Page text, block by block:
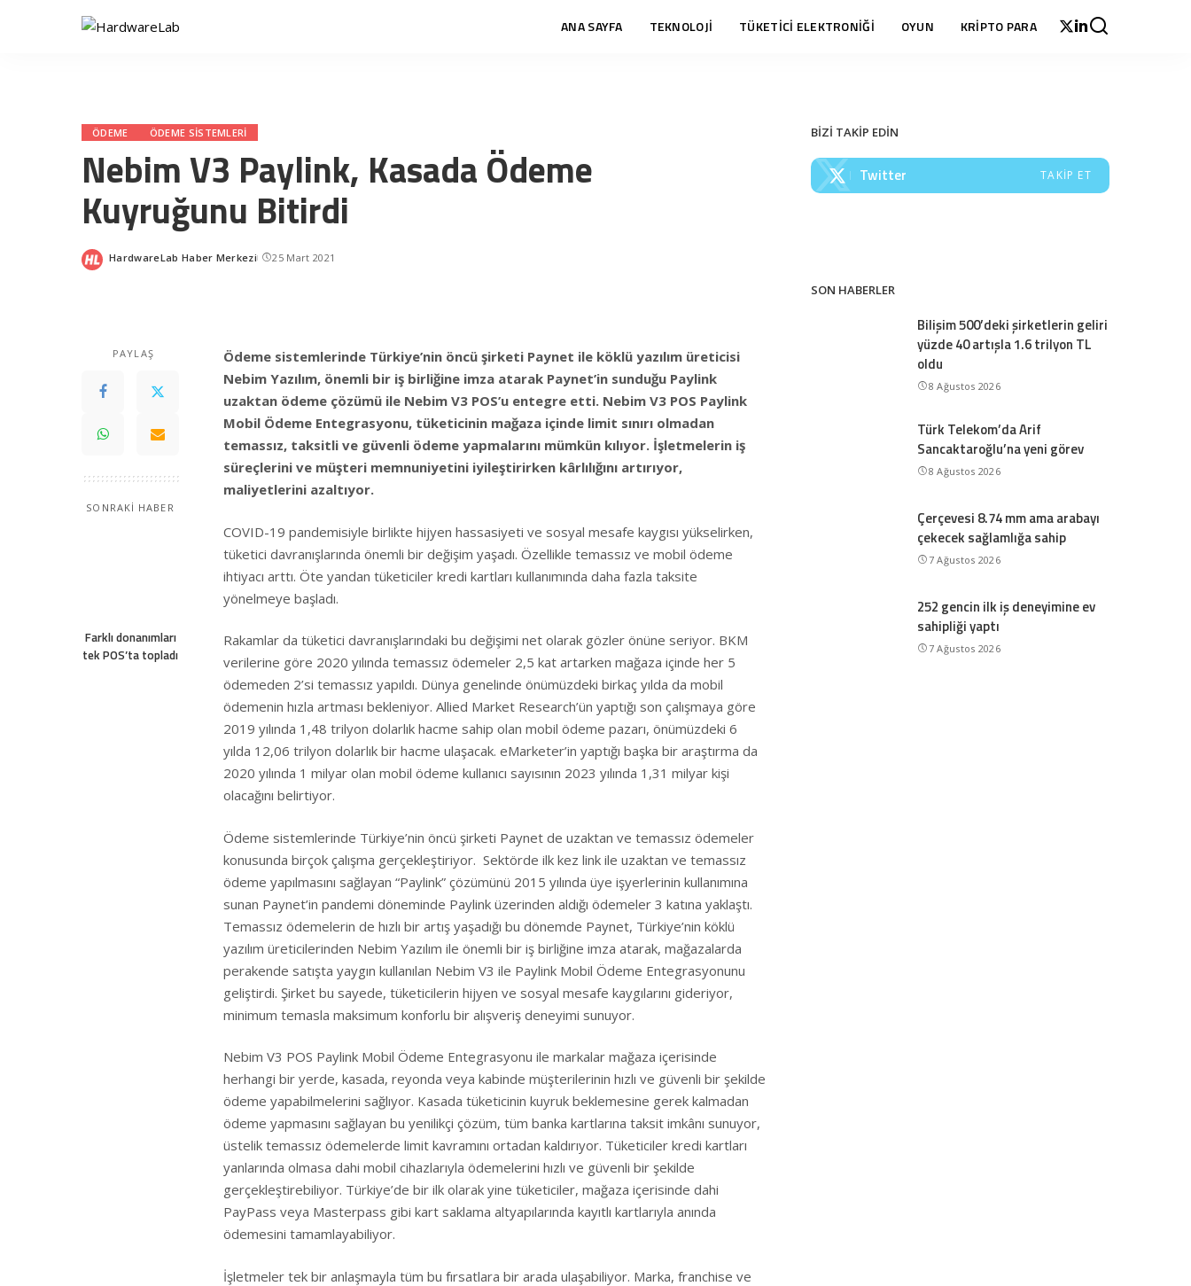
ANA SAYFA TEKNOLOJİ TÜKETİCİ ELEKTRONİĞİ OYUN KRİPTO PARA
ÖDEME ÖDEME SISTEMLERI
Nebim V3 Paylink, Kasada Ödeme
Kuyruğunu Bitirdi
Posted
HardwareLab Haber Merkezi 25 Mart 2021
PAYLAŞ
SONRAKİ HABER
Farklı donanımları
tek POS’ta topladı
Ödeme sistemlerinde Türkiye’nin öncü şirketi Paynet ile köklü yazılım üreticisi
Nebim Yazılım, önemli bir iş birliğine imza atarak Paynet’in sunduğu Paylink
uzaktan ödeme çözümü ile Nebim V3 POS’u entegre etti. Nebim V3 POS Paylink
Mobil Ödeme Entegrasyonu, tüketicinin mağaza içinde limit sınırı olmadan
temassız, taksitli ve güvenli ödeme yapmalarını mümkün kılıyor. İşletmelerin iş
süreçlerini ve müşteri memnuniyetini iyileştirirken kârlılığını artırıyor,
maliyetlerini azaltıyor.
COVID-19 pandemisiyle birlikte hijyen hassasiyeti ve sosyal mesafe kaygısı yükselirken,
tüketici davranışlarında önemli bir değişim yaşadı. Özellikle temassız ve mobil ödeme
ihtiyacı arttı. Öte yandan tüketiciler kredi kartları kullanımında daha fazla taksite
yönelmeye başladı.
Rakamlar da tüketici davranışlarındaki bu değişimi net olarak gözler önüne seriyor. BKM
verilerine göre 2020 yılında temassız ödemeler 2,5 kat artarken mağaza içinde her 5
ödemeden 2’si temassız yapıldı. Dünya genelinde önümüzdeki birkaç yılda da mobil
ödemenin hızla artması bekleniyor. Allied Market Research’ün yaptığı son çalışmaya göre
2019 yılında 1,48 trilyon dolarlık hacme sahip olan mobil ödeme pazarı, önümüzdeki 6
yılda 12,06 trilyon dolarlık bir hacme ulaşacak. eMarketer’in yaptığı başka bir araştırma da
2020 yılında 1 milyar olan mobil ödeme kullanıcı sayısının 2023 yılında 1,31 milyar kişi
olacağını belirtiyor.
Ödeme sistemlerinde Türkiye’nin öncü şirketi Paynet de uzaktan ve temassız ödemeler
konusunda birçok çalışma gerçekleştiriyor. Sektörde ilk kez link ile uzaktan ve temassız
ödeme yapılmasını sağlayan “Paylink” çözümünü 2015 yılında üye işyerlerinin kullanımına
sunan Paynet’in pandemi döneminde Paylink üzerinden aldığı ödemeler 3 katına yaklaştı.
Temassız ödemelerin de hızlı bir artış yaşadığı bu dönemde Paynet, Türkiye’nin köklü
yazılım üreticilerinden Nebim Yazılım ile önemli bir iş birliğine imza atarak, mağazalarda
perakende satışta yaygın kullanılan Nebim V3 ile Paylink Mobil Ödeme Entegrasyonunu
geliştirdi. Şirket bu sayede, tüketicilerin hijyen ve sosyal mesafe kaygılarını gideriyor,
minimum temasla maksimum konforlu bir alışveriş deneyimi sunuyor.
Nebim V3 POS Paylink Mobil Ödeme Entegrasyonu ile markalar mağaza içerisinde
herhangi bir yerde, kasada, reyonda veya kabinde müşterilerinin hızlı ve güvenli bir şekilde
ödeme yapabilmelerini sağlıyor. Kasada tüketicinin kuyruk beklemesine gerek kalmadan
ödeme yapmasını sağlayan bu yenilikçi çözüm, tüm banka kartlarına taksit imkânı sunuyor,
üstelik temassız ödemelerde limit kavramını ortadan kaldırıyor. Tüketiciler kredi kartları
yanlarında olmasa dahi mobil cihazlarıyla ödemelerini hızlı ve güvenli bir şekilde
gerçekleştirebiliyor. Türkiye’de bir ilk olarak yine tüketiciler, mağaza içerisinde dahi
PayPass veya Masterpass gibi kart saklama altyapılarında kayıtlı kartlarıyla anında
ödemesini tamamlayabiliyor.
İşletmeler tek bir anlaşmayla tüm bu fırsatlara bir arada ulaşabiliyor. Marka, franchise ve
BİZİ TAKİP EDİN
Twitter TAKIP ET
SON HABERLER
Bilişim 500’deki şirketlerin geliri
yüzde 40 artışla 1.6 trilyon TL
oldu
8 Ağustos 2026
Türk Telekom’da Arif
Sancaktaroğlu’na yeni görev
8 Ağustos 2026
Çerçevesi 8.74 mm ama arabayı
çekecek sağlamlığa sahip
7 Ağustos 2026
252 gencin ilk iş deneyimine ev
sahipliği yaptı
7 Ağustos 2026